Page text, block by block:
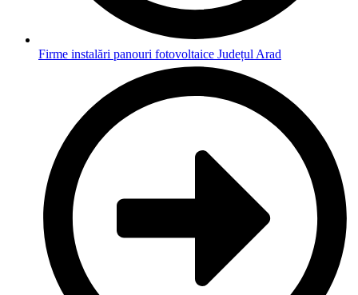
Firme instalări panouri fotovoltaice Județul Arad